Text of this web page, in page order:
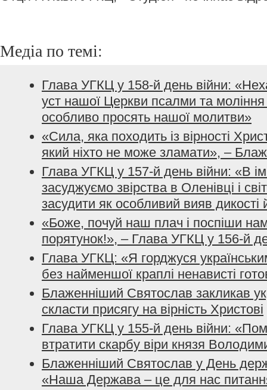
Медіа по темі:
Глава УГКЦ у 158-й день війни:
уст нашої Церкви псалми та моління
особливо просять нашої молитви»
«Сила, яка походить із вірності
який ніхто не може зламати», –
Глава УГКЦ у 157-й день війни: «В
засуджуємо звірства в Оленівці і
засудити як особливий вияв дикості
«Боже, почуй наш плач і поспіши
порятунок!», – Глава УГКЦ у 156-й
Глава УГКЦ: «Я горджуся
без найменшої краплі ненависті
Блаженніший Святослав закликав
скласти присягу на вірність Христові
Глава УГКЦ у 155-й день війни:
втратити скарбу віри князя
Блаженніший Святослав у День
«Наша Держава – це для нас